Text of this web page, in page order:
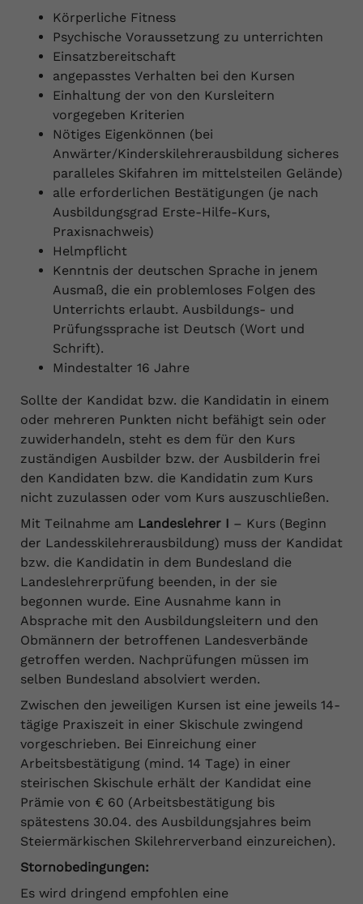
Körperliche Fitness
Psychische Voraussetzung zu unterrichten
Einsatzbereitschaft
angepasstes Verhalten bei den Kursen
Einhaltung der von den Kursleitern
vorgegeben Kriterien
Nötiges Eigenkönnen (bei
Anwärter/Kinderskilehrerausbildung sicheres
paralleles Skifahren im mittelsteilen Gelände)
alle erforderlichen Bestätigungen (je nach
Ausbildungsgrad Erste-Hilfe-Kurs,
Praxisnachweis)
Helmpflicht
Kenntnis der deutschen Sprache in jenem
Ausmaß, die ein problemloses Folgen des
Unterrichts erlaubt. Ausbildungs- und
Prüfungssprache ist Deutsch (Wort und
Schrift).
Mindestalter 16 Jahre
Sollte der Kandidat bzw. die Kandidatin in einem
oder mehreren Punkten nicht befähigt sein oder
zuwiderhandeln, steht es dem für den Kurs
zuständigen Ausbilder bzw. der Ausbilderin frei
den Kandidaten bzw. die Kandidatin zum Kurs
nicht zuzulassen oder vom Kurs auszuschließen.
Mit Teilnahme am Landeslehrer I – Kurs (Beginn
der Landesskilehrerausbildung) muss der Kandidat
bzw. die Kandidatin in dem Bundesland die
Landeslehrerprüfung beenden, in der sie
begonnen wurde. Eine Ausnahme kann in
Absprache mit den Ausbildungsleitern und den
Obmännern der betroffenen Landesverbände
getroffen werden. Nachprüfungen müssen im
selben Bundesland absolviert werden.
Zwischen den jeweiligen Kursen ist eine jeweils 14-
tägige Praxiszeit in einer Skischule zwingend
vorgeschrieben. Bei Einreichung einer
Arbeitsbestätigung (mind. 14 Tage) in einer
steirischen Skischule erhält der Kandidat eine
Prämie von € 60 (Arbeitsbestätigung bis
spätestens 30.04. des Ausbildungsjahres beim
Steiermärkischen Skilehrerverband einzureichen).
Stornobedingungen:
Es wird dringend empfohlen eine